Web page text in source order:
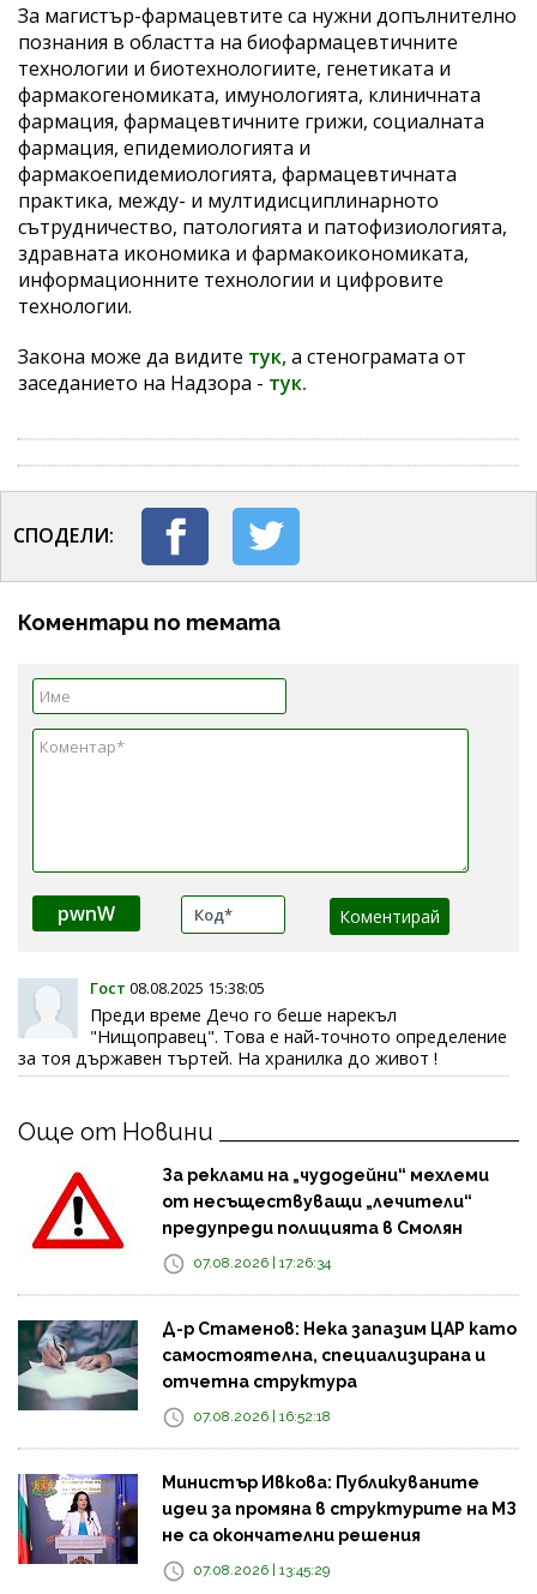
За магистър-фармацевтите са нужни допълнително
познания в областта на биофармацевтичните
технологии и биотехнологиите, генетиката и
фармакогеномиката, имунологията, клиничната
фармация, фармацевтичните грижи, социалната
фармация, епидемиологията и
фармакоепидемиологията, фармацевтичната
практика, между- и мултидисциплинарното
сътрудничество, патологията и патофизиологията,
здравната икономика и фармакоикономиката,
информационните технологии и цифровите
технологии.
Закона може да видите тук,а стенограмата от
заседанието на Надзора - тук.
СПОДЕЛИ:
Коментари по темата
pwnW
Гост 08.08.2025 15:38:05
Преди време Дечо го беше нарекъл
"Нищоправец". Това е най-точното определение
за тоя държавен търтей. На хранилка до живот !
Още от Новини
За реклами на „чудодейни“ мехлеми
от несъществуващи „лечители“
предупреди полицията в Смолян
07.08.2026 | 17:26:34
Д-р Стаменов: Нека запазим ЦАР като
самостоятелна, специализирана и
отчетна структура
07.08.2026 | 16:52:18
Министър Ивкова: Публикуваните
идеи за промяна в структурите на МЗ
не са окончателни решения
07.08.2026 | 13:45:29